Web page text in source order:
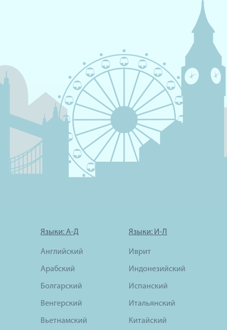
Языки: А-Д
Английский
Арабский
Болгарский
Венгерский
Вьетнамский
Языки: И-Л
Иврит
Индонезийский
Испанский
Итальянский
Китайский